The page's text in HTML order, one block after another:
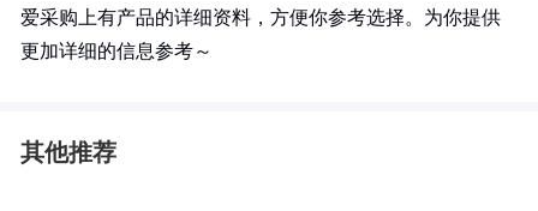
爱采购上有产品的详细资料，方便你参考选择。为你提供
更加详细的信息参考～
其他推荐